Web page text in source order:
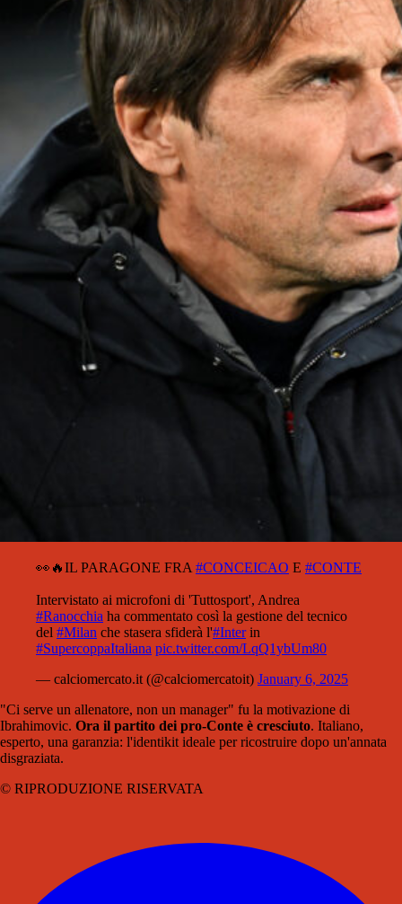
👀🔥IL PARAGONE FRA #CONCEICAO E #CONTE
Intervistato ai microfoni di 'Tuttosport', Andrea
#Ranocchia ha commentato così la gestione del tecnico
del #Milan che stasera sfiderà l'#Interin
#SupercoppaItaliana pic.twitter.com/LqQ1ybUm80
— calciomercato.it (@calciomercatoit) January 6, 2025
"Ci serve un allenatore, non un manager" fu la motivazione di
Ibrahimovic. Ora il partito dei pro-Conte è cresciuto. Italiano,
esperto, una garanzia: l'identikit ideale per ricostruire dopo un'annata
disgraziata.
© RIPRODUZIONE RISERVATA